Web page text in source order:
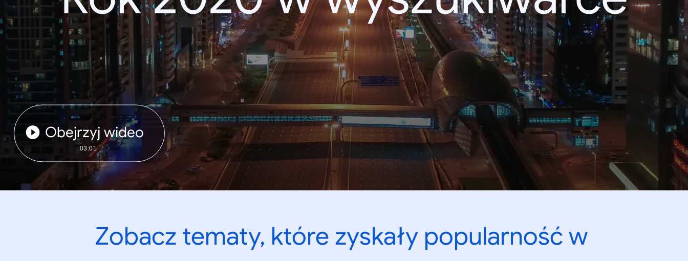
Obejrzyj wideo
03:01
Zobacz tematy, które zyskały popularność w